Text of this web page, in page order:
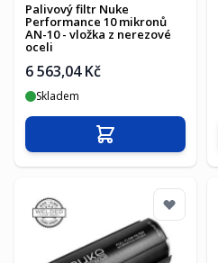
Palivový filtr Nuke
Performance 10 mikronů
AN-10 - vložka z nerezové
oceli
6 563,04 Kč
Skladem
Přidat do košíku